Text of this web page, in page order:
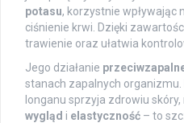
potasu, korzystnie wpływając
ciśnienie krwi. Dzięki
trawienie oraz ułatwia
Jego działanie
stanach zapalnych
longanu sprzyja zdrowiu skóry,
wygląd i elastyczność – to